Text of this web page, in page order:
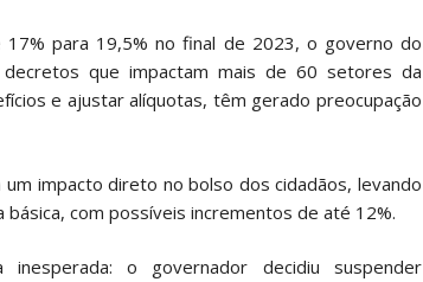
para 19,5% no final de 2023, o governo do
que impactam mais de 60 setores da
e ajustar alíquotas, têm gerado preocupação
impacto direto no bolso dos cidadãos, levando
com possíveis incrementos de até 12%.
o governador decidiu suspender